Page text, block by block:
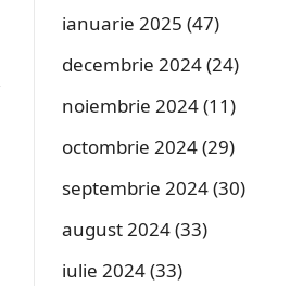
ianuarie 2025 (47)
decembrie 2024(24)
noiembrie 2024(11)
octombrie 2024(29)
septembrie 2024(30)
august 2024(33)
iulie 2024(33)